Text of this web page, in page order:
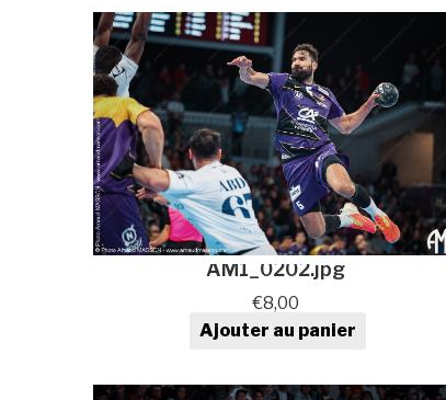
AM1_0202.jpg
€8,00
quantité de Photo de sport au
Ajouter au panier